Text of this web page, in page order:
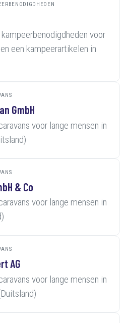
voor
een kampeerartikelen in
GmbH
voor lange mensen in
& Co
voor lange mensen in
AG
voor lange mensen in